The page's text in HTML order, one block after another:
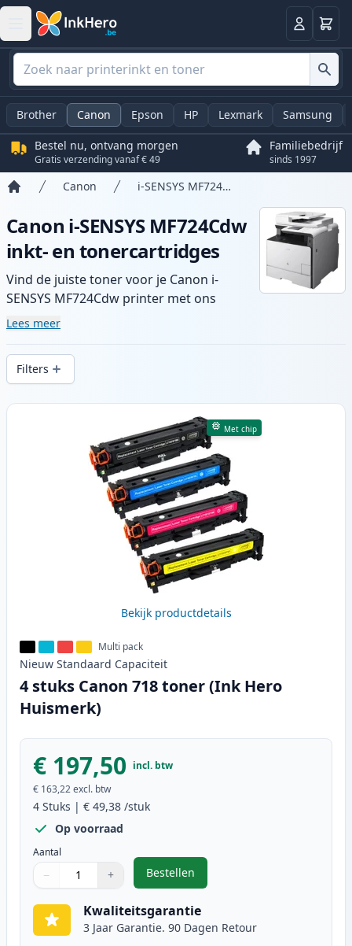
Log in
Brother Canon Epson HP Lexmark Samsung
Bestel nu, ontvang morgen
Gratis verzending vanaf € 49
Familiebedrijf
sinds 1997
Canon i-SENSYS MF724Cdw
Canon i-SENSYS MF724Cdw
inkt- en tonercartridges
Vind de juiste toner voor je Canon i-
SENSYS MF724Cdw printer met ons
assortiment compatibele en high-yield
printkwaliteit en snelle levering vanuit
lokale voorraad in .
Lees meer
Filters
Producten
Met chip
Bekijk productdetails
Multi pack
Nieuw Standaard Capaciteit
4 stuks Canon 718 toner (Ink Hero
Huismerk)
€ 197,50 incl. btw
€ 163,22excl. btw
4 Stuks | € 49,38 /stuk
Op voorraad
Aantal
Gebruik de knoppen om aan te passen
− +
1
Bestellen
,4 stuks Canon 718 toner (Ink
Kwaliteitsgarantie
3 Jaar Garantie. 90 Dagen Retour